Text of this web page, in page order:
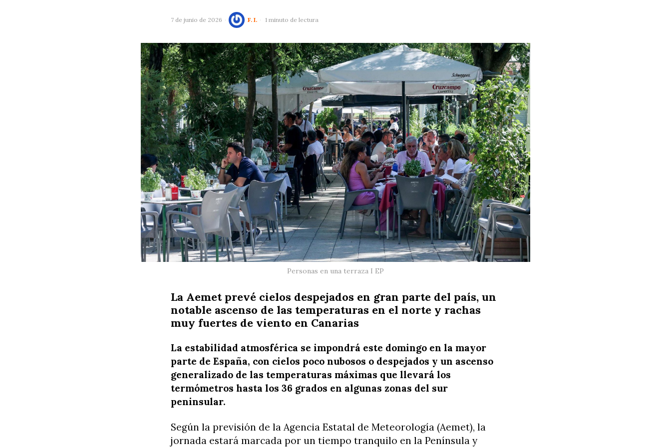
7 de junio de 2026 F. I. 1 minuto de lectura
Personas en una terraza I EP
La Aemet prevé cielos despejados en gran parte del país, un
notable ascenso de las temperaturas en el norte y rachas
muy fuertes de viento en Canarias
La estabilidad atmosférica se impondrá este domingo en la mayor
parte de España, con cielos poco nubosos o despejados y un ascenso
generalizado de las temperaturas máximas que llevará los
termómetros hasta los 36 grados en algunas zonas del sur
peninsular.
Según la previsión de la Agencia Estatal de Meteorología (Aemet), la
jornada estará marcada por un tiempo tranquilo en la Península y